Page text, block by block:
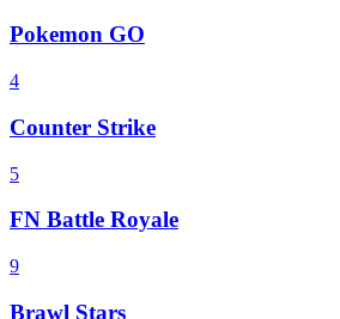
Pokemon GO
4
Counter Strike
5
FN Battle Royale
9
Brawl Stars